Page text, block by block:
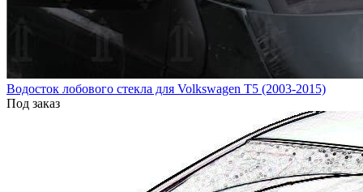
Водосток лобового стекла для Volkswagen T5 (2003-2015)
Под заказ